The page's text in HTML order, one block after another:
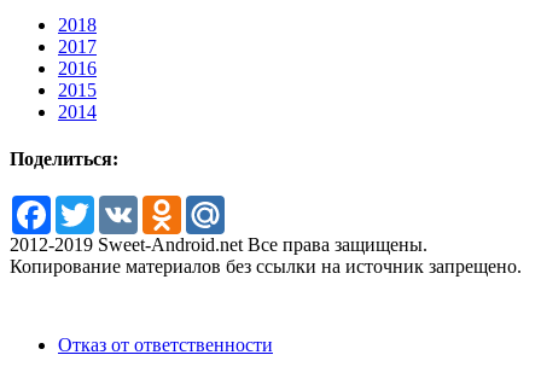
2018
2017
2016
2015
2014
Поделиться:
Facebook
TwitterVK Odnoklassniki
2012-2019 Sweet-Android.net Все права защищены.
Копирование материалов без ссылки на источник запрещено.
Отказ от ответственности